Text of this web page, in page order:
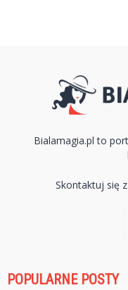
Bialamagia.pl to
Skontaktuj się
POPULARNE POSTY